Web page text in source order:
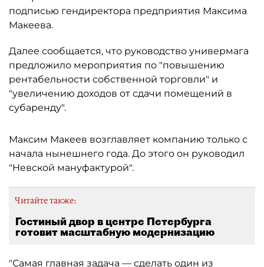
подписью гендиректора предприятия Максима
Макеева.
Далее сообщается, что руководство универмага
предложило мероприятия по "повышению
рентабельности собственной торговли" и
"увеличению доходов от сдачи помещений в
субаренду".
Максим Макеев возглавляет компанию только с
начала нынешнего года. До этого он руководил
"Невской мануфактурой".
Читайте также:
Гостиный двор в центре Петербурга
готовит масштабную модернизацию
"Самая главная задача — сделать один из